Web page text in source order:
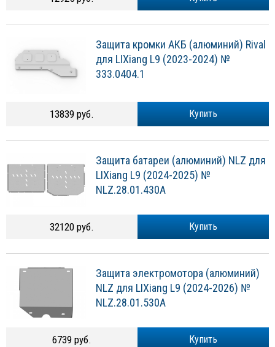
Защита кромки АКБ (алюминий) Rival
для LIXiang L9 (2023-2024) №
333.0404.1
Купить
13839 руб.
Защита батареи (алюминий) NLZ для
LIXiang L9 (2024-2025) №
NLZ.28.01.430A
Купить
32120 руб.
Защита электромотора (алюминий)
NLZ для LIXiang L9 (2024-2026) №
NLZ.28.01.530A
Купить
6739 руб.